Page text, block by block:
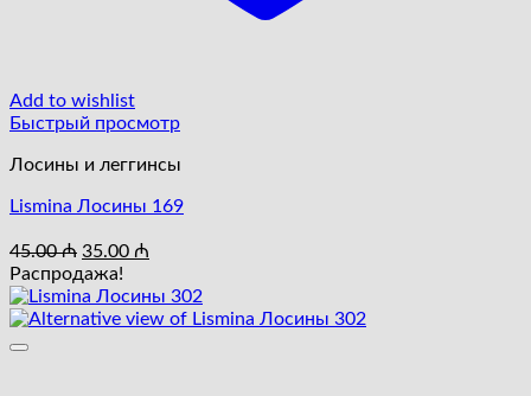
Add to wishlist
Быстрый просмотр
Лосины и леггинсы
Lismina Лосины 169
45.00₼ Первоначальная
цена
составляла
45.00 ₼.
35.00 ₼
35.00 ₼.
Распродажа!